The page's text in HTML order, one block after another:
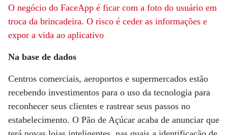
O negócio do FaceApp é ficar com a foto do usuário em
troca da brincadeira. O risco é ceder as informações e
expor a vida ao aplicativo
Na base de dados
Centros comerciais, aeroportos e supermercados estão
recebendo investimentos para o uso da tecnologia para
reconhecer seus clientes e rastrear seus passos no
estabelecimento. O Pão de Açúcar acaba de anunciar que